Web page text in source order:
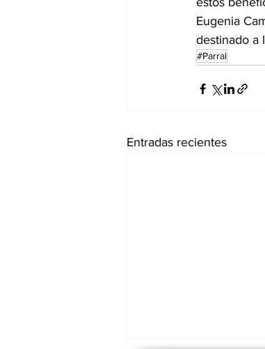
Eugenia
destinado a
#Parral
Entradas recientes